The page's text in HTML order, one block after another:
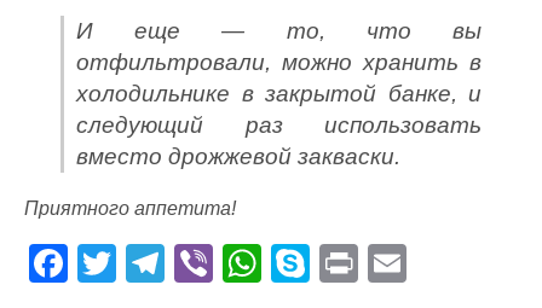
И еще — то, что вы
отфильтровали, можно хранить в
холодильнике в закрытой банке, и
следующий раз использовать
вместо дрожжевой закваски.
Приятного аппетита!
F T T Vi W S Pr